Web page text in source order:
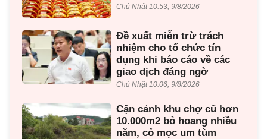
Chủ Nhật 10:53, 9/8/2026
Đề xuất miễn trừ trách
nhiệm cho tổ chức tín
dụng khi báo cáo về các
giao dịch đáng ngờ
Chủ Nhật 10:06, 9/8/2026
Cận cảnh khu chợ cũ hơn
10.000m2 bỏ hoang nhiều
năm, cỏ mọc um tùm